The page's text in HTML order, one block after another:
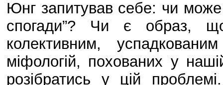
Юнг запитував себе: чи може
спогади”? Чи є образ,
колективним,
міфологій, похованих у
розібратись у цій